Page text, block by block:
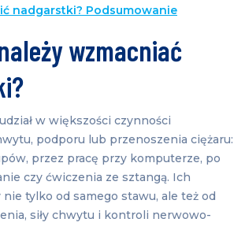
nadgarstki? Podsumowanie
wzmacniać
w większości czynności
podporu lub przenoszenia ciężaru:
przez pracę przy komputerze, po
czy ćwiczenia ze sztangą. Ich
tylko od samego stawu, ale też od
siły chwytu i kontroli nerwowo-